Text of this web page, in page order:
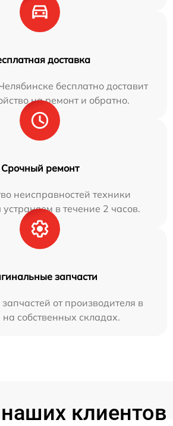
доставка
бесплатно доставит
на ремонт и обратно.
Срочный ремонт
неисправностей техники
в течение 2 часов.
запчасти
от производителя в
собственных складах.
клиентов